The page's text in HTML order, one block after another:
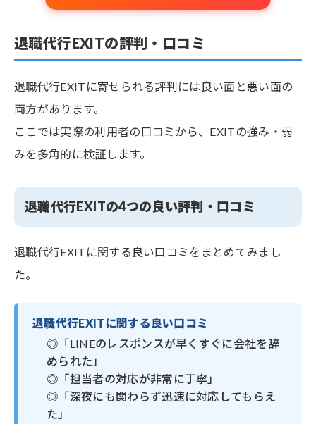
退職代行EXITの評判・口コミ
退職代行EXITに寄せられる評判には良い面と悪い面の
両方があります。
ここでは実際の利用者の口コミから、EXITの強み・弱
みを多角的に検証します。
退職代行EXITの4つの良い評判・口コミ
退職代行EXITに関する良い口コミをまとめてみまし
た。
退職代行EXITに関する良い口コミ
◎「LINEのレスポンスが早くすぐに会社を辞
められた」
◎「担当者の対応が非常に丁寧」
◎「深夜にも関わらず迅速に対応してもらえ
た」